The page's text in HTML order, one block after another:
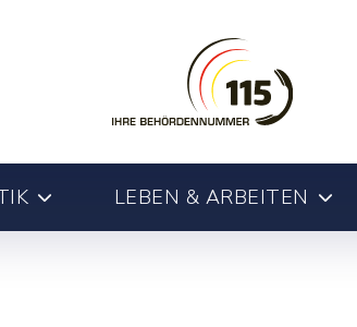
LEBEN & ARBEITEN